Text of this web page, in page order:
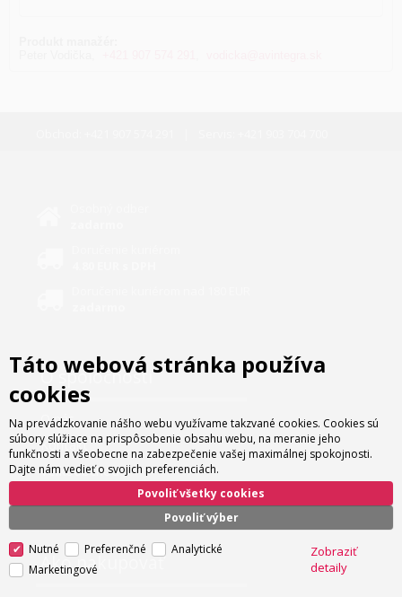
O spoločnosti
O nás
Kontakt
Veľkoobchod
Ako nakupovať
Táto webová stránka používa
cookies
Na prevádzkovanie nášho webu využívame takzvané cookies. Cookies sú
súbory slúžiace na prispôsobenie obsahu webu, na meranie jeho
funkčnosti a všeobecne na zabezpečenie vašej maximálnej spokojnosti.
Dajte nám vedieť o svojich preferenciách.
Povoliť výber
Povoliť všetky cookies
Nutné Preferenčné
Analytické
Marketingové
Zobraziť
detaily